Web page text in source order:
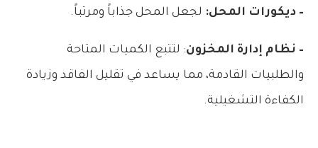
– ديكورات المحل: لجعل المحل جذاباً ومرتباً.
– نظام إدارة المخزون: لتتبع الكميات المتاحة
والطلبيات القادمة، مما يساعد في تقليل الفاقد وزيادة
الكفاءة التشغيلية.